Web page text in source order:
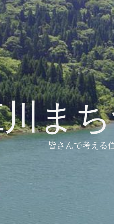
ま
皆さんで考える